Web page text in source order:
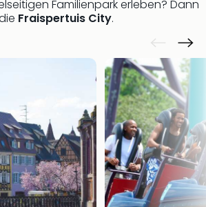
Familienpark erleben? Dann
Fraispertuis City.